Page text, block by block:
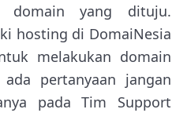
domain yang dituju.
hosting di DomaiNesia
melakukan domain
pertanyaan jangan
pada Tim Support